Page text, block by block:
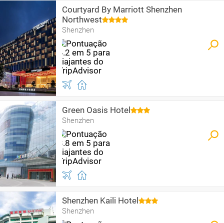
Courtyard By Marriott Shenzhen
Northwest
Shenzhen
Green Oasis Hotel
Shenzhen
Shenzhen Kaili Hotel
Shenzhen